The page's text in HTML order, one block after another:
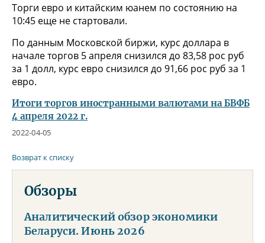
Торги евро и китайским юанем по состоянию на
10:45 еще не стартовали.
По данным Московской биржи, курс доллара в
начале торгов 5 апреля снизился до 83,58 рос руб
за 1 долл, курс евро снизился до 91,66 рос руб за 1
евро.
Итоги торгов иностранными валютами на БВФБ
4 апреля 2022 г.
2022-04-05
Возврат к списку
Обзоры
Аналитический обзор экономики
Беларуси. Июнь 2026